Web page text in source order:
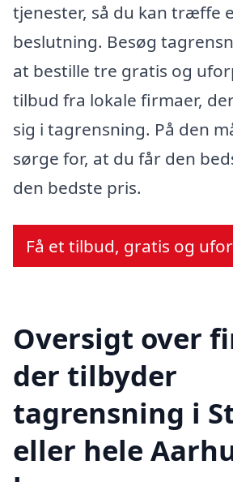
tjenester, så du kan træffe
beslutning. Besøg
at bestille tre gratis og
tilbud fra lokale firmaer,
sig i tagrensning. På den
sørge for, at du får den
den bedste pris.
Få et tilbud, gratis og
Oversigt over
der tilbyder
tagrensning i
eller hele